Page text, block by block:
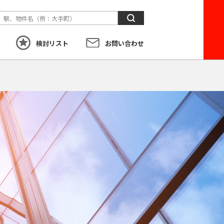
検
索
検討リスト お問い合わせ
こだわり から探す